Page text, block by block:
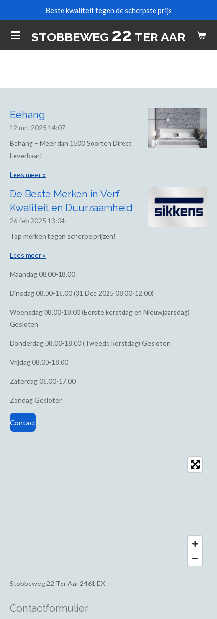
naar
de
STOBBEWEG 22 TER AAR
Beste kwaliteit tegen de scherpste prijs
Behang
12 mrt 2025 14:07
Behang – Meer dan 1500 Soorten Direct
Leverbaar!
Lees meer »
De Beste Merken in Verf –
Kwaliteit en Duurzaamheid
26 feb 2025 13:04
Top merken tegen scherpe prijzen!
Lees meer »
Maandag08.00-18.00
Dinsdag08.00-18.00 (31 Dec 2025 08.00-12.00)
Woensdag08.00-18.00 (Eerste kerstdag en Nieuwjaarsdag)
Gesloten
Donderdag08.00-18.00 (Tweede kerstdag) Gesloten
Vrijdag08.00-18.00
Zaterdag08.00-17.00
ZondagGesloten
Contact
Stobbeweg 22 Ter Aar 2461 EX
Contactformulier